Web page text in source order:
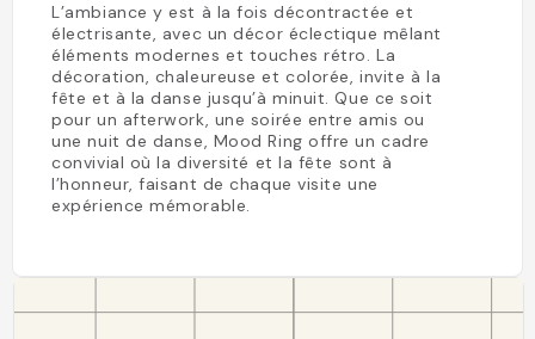
L’ambiance y est à la fois décontractée et
électrisante, avec un décor éclectique mêlant
éléments modernes et touches rétro. La
décoration, chaleureuse et colorée, invite à la
fête et à la danse jusqu’à minuit. Que ce soit
pour un afterwork, une soirée entre amis ou
une nuit de danse, Mood Ring offre un cadre
convivial où la diversité et la fête sont à
l’honneur, faisant de chaque visite une
expérience mémorable.